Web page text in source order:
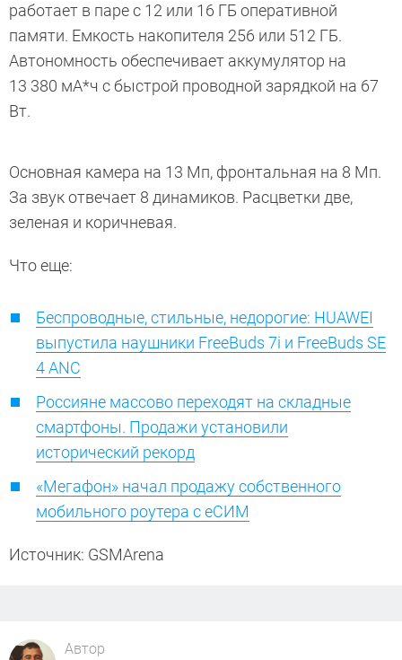
работает в паре с 12 или 16 ГБ оперативной
памяти. Емкость накопителя 256 или 512 ГБ.
Автономность обеспечивает аккумулятор на
13 380 мА*ч с быстрой проводной зарядкой на 67
Вт.
Основная камера на 13 Мп, фронтальная на 8 Мп.
За звук отвечает 8 динамиков. Расцветки две,
зеленая и коричневая.
Что еще:
Беспроводные, стильные, недорогие: HUAWEI
выпустила наушники FreeBuds 7i и FreeBuds SE
4 ANC
Россияне массово переходят на складные
смартфоны. Продажи установили
исторический рекорд
«Мегафон» начал продажу собственного
мобильного роутера с еСИМ
Источник: GSMArena
Автор